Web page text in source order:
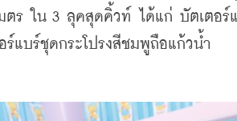
ตร ใน 3 ลุคสุดคิ้วท์ ได้แก่ บัตเตอร์
แบร์ชุดกระโปรงสีชมพูถือแก้วน้ำ